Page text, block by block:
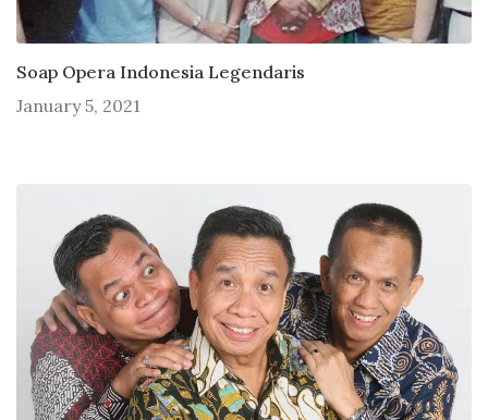
Soap Opera Indonesia Legendaris
January 5, 2021